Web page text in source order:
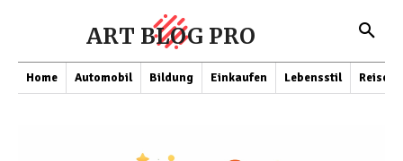
ART BLOG PRO
Home Automobil Bildung Einkaufen Lebensstil Reisen